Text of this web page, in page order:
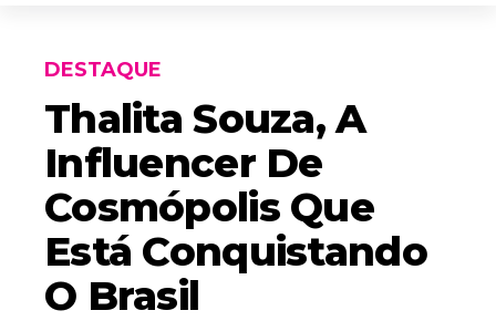
SBT - SISTEMA BRASILEIRO DE TELEVISÃO
DESTAQUE
Thalita Souza, A
Influencer De
Cosmópolis Que
Está Conquistando
O Brasil